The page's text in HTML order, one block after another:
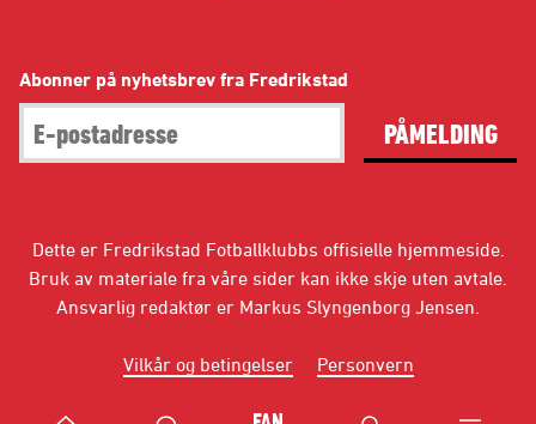
Abonner på nyhetsbrev fra Fredrikstad
PÅMELDING
Dette er Fredrikstad Fotballklubbs offisielle hjemmeside.
Bruk av materiale fra våre sider kan ikke skje uten avtale.
Ansvarlig redaktør er Markus Slyngenborg Jensen.
Vilkår og betingelser Personvern